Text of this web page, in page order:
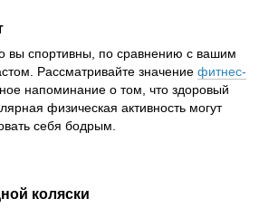
вы спортивны, по сравнению с вашим
Рассматривайте значение фитнес-
напоминание о том, что здоровый
физическая активность могут
себя бодрым.
коляски